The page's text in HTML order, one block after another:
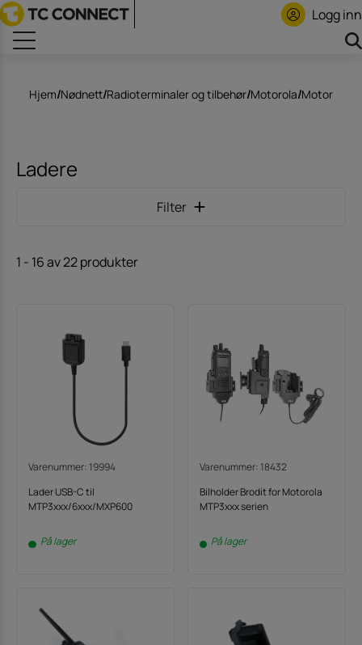
Logg inn
Hjem/Nødnett/Radioterminaler og tilbehør/Motorola/Motorola
Ladere
Filter
1 - 16av22produkter
Varenummer: 19994
Lader USB-C til
MTP3xxx/6xxx/MXP600
På lager
Varenummer: 18432
Bilholder Brodit for Motorola
MTP3xxx serien
På lager